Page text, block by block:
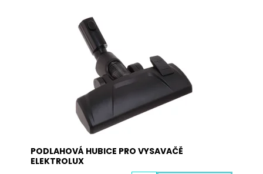
Univerzální podlahová hubice pro většinu
vysavačů Electrolux. Rozměr pro vsunutí trubky:
Skladem
4028
PODLAHOVÁ HUBICE PRO VYSAVAČĚ
ELEKTROLUX